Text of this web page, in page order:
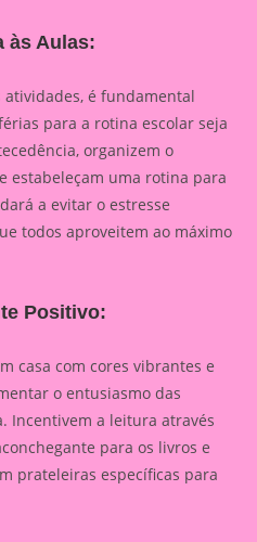
às Aulas:
é fundamental
para a rotina escolar seja
organizem o
estabeleçam uma rotina para
a evitar o estresse
todos aproveitem ao máximo
Positivo:
casa com cores vibrantes e
o entusiasmo das
Incentivem a leitura através
para os livros e
prateleiras específicas para